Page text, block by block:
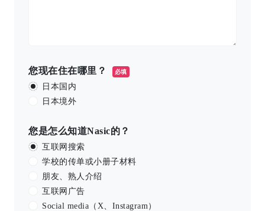
您现在住在哪里？ 必填
日本国内
日本境外
您是怎么知道Nasic的？
互联网搜索
学校的传单或小册子材料
朋友、熟人介绍
互联网广告
Social media（X、Instagram）